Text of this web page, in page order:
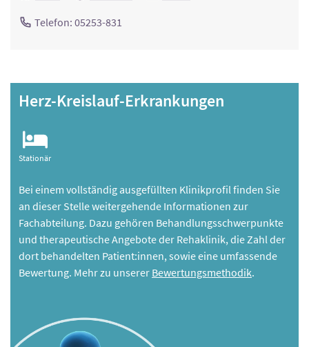
Telefon: 05253-831
Herz-Kreislauf-Erkrankungen
Stationär
Bei einem vollständig ausgefüllten Klinikprofil finden Sie
an dieser Stelle weitergehende Informationen zur
Fachabteilung. Dazu gehören Behandlungsschwerpunkte
und therapeutische Angebote der Rehaklinik, die Zahl der
dort behandelten Patient:innen, sowie eine umfassende
Bewertung. Mehr zu unserer Bewertungsmethodik.